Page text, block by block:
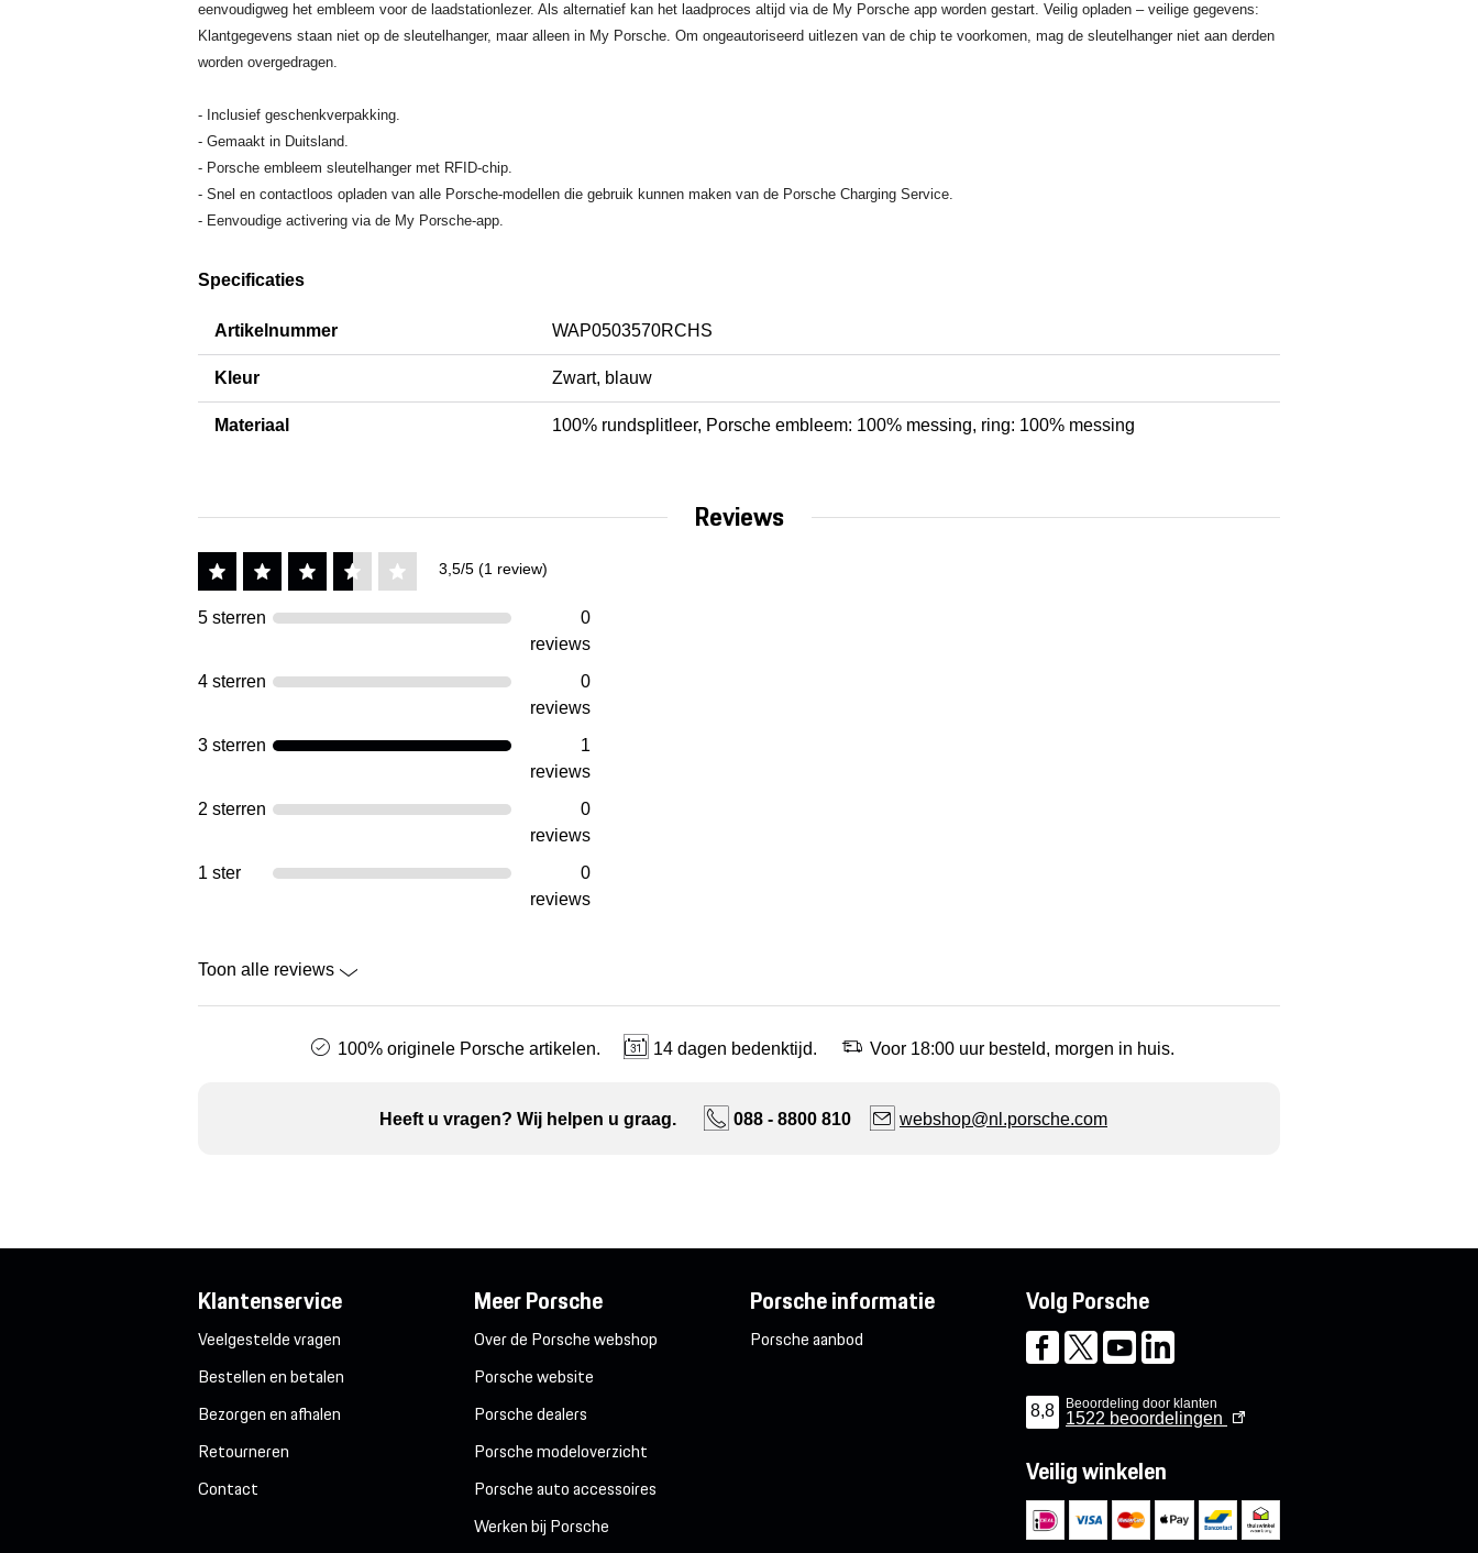
eenvoudigweg het embleem voor de laadstationlezer. Als alternatief kan het laadproces altijd via de My Porsche app worden gestart. Veilig opladen – veilige gegevens:
Klantgegevens staan niet op de sleutelhanger, maar alleen in My Porsche. Om ongeautoriseerd uitlezen van de chip te voorkomen, mag de sleutelhanger niet aan derden
worden overgedragen.
- Inclusief geschenkverpakking.
- Gemaakt in Duitsland.
- Porsche embleem sleutelhanger met RFID-chip.
- Snel en contactloos opladen van alle Porsche-modellen die gebruik kunnen maken van de Porsche Charging Service.
- Eenvoudige activering via de My Porsche-app.
Specificaties
Artikelnummer WAP0503570RCHS
Kleur Zwart, blauw
Materiaal 100% rundsplitleer, Porsche embleem: 100% messing, ring: 100% messing
Reviews
3,5/5 (1 review)
5 sterren
0
reviews
4 sterren
0
reviews
3 sterren
1
reviews
2 sterren
0
reviews
1 ster
0
reviews
Toon alle reviews
100% originele Porsche artikelen. 14 dagen bedenktijd. Voor 18:00 uur besteld, morgen in huis.
Heeft u vragen? Wij helpen u graag. 088 - 8800 810 webshop@nl.porsche.com
Klantenservice
Veelgestelde vragen
Bestellen en betalen
Bezorgen en afhalen
Retourneren
Contact
Meer Porsche
Over de Porsche webshop
Porsche website
Porsche dealers
Porsche modeloverzicht
Porsche auto accessoires
Werken bij Porsche
Porsche informatie
Porsche aanbod
Volg Porsche
8,8 Beoordeling door klanten
1522 beoordelingen
Veilig winkelen